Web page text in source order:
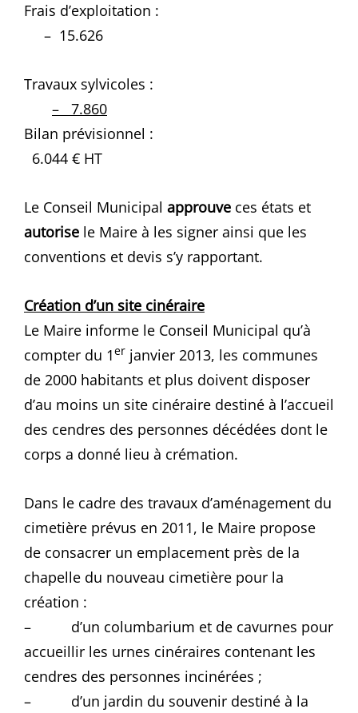
Frais d’exploitation :
– 15.626
Travaux sylvicoles :
– 7.860
Bilan prévisionnel :
6.044 € HT
Le Conseil Municipal approuve ces états et
autorise le Maire à les signer ainsi que les
conventions et devis s’y rapportant.
Création d’un site cinéraire
Le Maire informe le Conseil Municipal qu’à
compter du 1er janvier 2013, les communes
de 2000 habitants et plus doivent disposer
d’au moins un site cinéraire destiné à l’accueil
des cendres des personnes décédées dont le
corps a donné lieu à crémation.
Dans le cadre des travaux d’aménagement du
cimetière prévus en 2011, le Maire propose
de consacrer un emplacement près de la
chapelle du nouveau cimetière pour la
création :
– d’un columbarium et de cavurnes pour
accueillir les urnes cinéraires contenant les
cendres des personnes incinérées ;
– d’un jardin du souvenir destiné à la